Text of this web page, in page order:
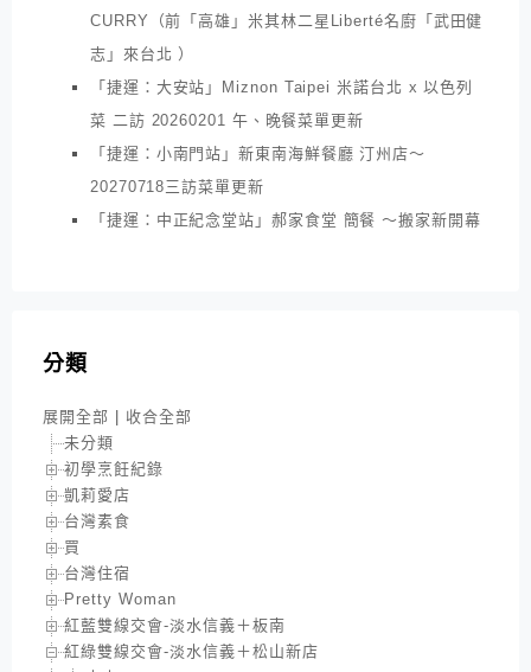
CURRY（前「高雄」米其林二星Liberté名廚「武田健
志」來台北 ）
「捷運：大安站」Miznon Taipei 米諾台北 x 以色列
菜 二訪 20260201 午、晚餐菜單更新
「捷運：小南門站」新東南海鮮餐廳 汀州店～
20270718三訪菜單更新
「捷運：中正紀念堂站」郝家食堂 簡餐 ～搬家新開幕
分類
展開全部
收合全部
未分類
初學烹飪紀錄
凱莉愛店
台灣素食
買
台灣住宿
Pretty Woman
紅藍雙線交會-淡水信義＋板南
紅綠雙線交會-淡水信義＋松山新店